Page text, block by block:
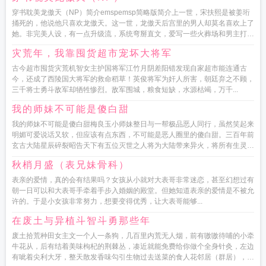
穿书耽美龙傲天（NP）简介emspemsp简略版简介上一世，宋扶熙是被姜珩
捅死的，他说他只喜欢龙傲天。这一世，龙傲天后宫里的男人却莫名喜欢上了
她。非完美人设，有一点升级流，系统弯掰直文，爱写一些火葬场和男主打
灾荒年，我靠囤货超市宠坏大将军
古今超市囤货灾荒机智女主护国将军江竹月阴差阳错发现自家超市能连通古
今，还成了西陵国大将军的救命稻草！英俊将军为奸人所害，朝廷弃之不顾，
三千将士勇斗敌军却牺牲惨烈。敌军围城，粮食短缺，水源枯竭，万千...
我的师妹不可能是傻白甜
我的师妹不可能是傻白甜梅良玉小师妹整日与一帮极品恶人同行，虽然笑起来
明媚可爱说话又软，但应该有点东西，不可能是恶人圈里的傻白甜。三百年前
玄古大陆星辰碎裂昭告天下有五位灭世之人将为大陆带来异火，将所有生灵焚
秋梢月盛（表兄妹骨科）
表亲的爱情，真的会有结果吗？女孩从小就对大表哥非常迷恋，甚至幻想过有
朝一日可以和大表哥手牵着手步入婚姻的殿堂。但她知道表亲的爱情是不被允
许的。于是小女孩非常努力，想要变得优秀，让大表哥能够...
在废土与异植斗智斗勇那些年
废土拾荒种田女主文一个人一条狗，几百里内荒无人烟，前有嗷嗷待哺的小牵
牛花从，后有结着美味枸杞的荆棘丛，凑近就能免费给你做个全身针灸，左边
有呲着尖利大牙，整天散发香味勾引生物过去送菜的食人花邻居（群居），右